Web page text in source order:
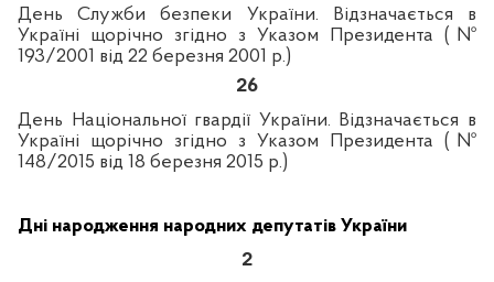
День Служби безпеки України. Відзначається в
Україні щорічно згідно з Указом Президента (№
193/2001 від 22 березня 2001 р.)
26
День Національної гвардії України. Відзначається в
Україні щорічно згідно з Указом Президента (№
148/2015 від 18 березня 2015 р.)
Дні народження народних депутатів України
2